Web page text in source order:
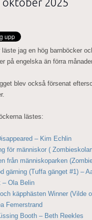
läste jag en hög barnböcker
på engelska än förra
blev också försenat
lästes:
– Kim Echlin
för människor (
från människoparken
gärning (Tuffa gänget #1) –
– Ola Belin
käpphästen Winner (Vilde
Femerstrand
Booth – Beth Reekles